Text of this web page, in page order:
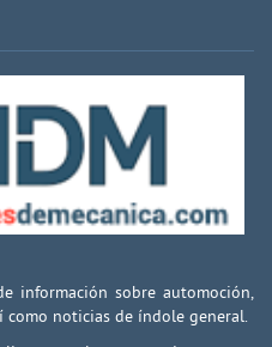
información sobre automoción,
como noticias de índole general.